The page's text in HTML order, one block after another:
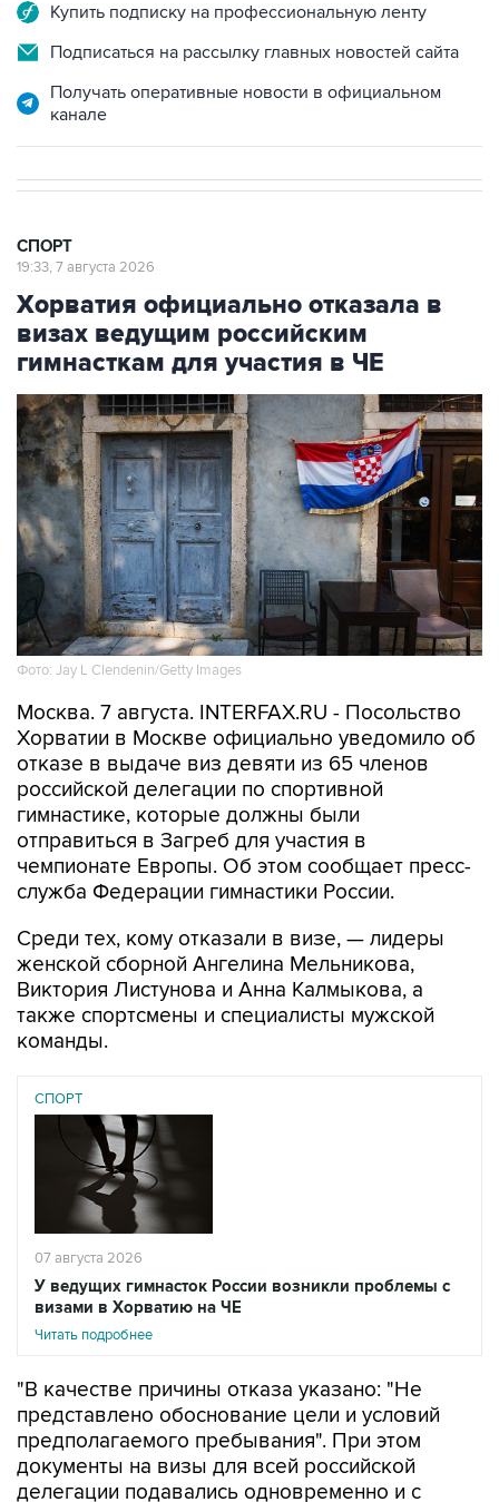
Купить подписку на профессиональную ленту
Подписаться на рассылку главных новостей сайта
Получать оперативные новости в официальном
канале
СПОРТ
19:33, 7 августа 2026
Хорватия официально отказала в
визах ведущим российским
гимнасткам для участия в ЧЕ
Фото: Jay L Clendenin/Getty Images
Москва. 7 августа. INTERFAX.RU - Посольство
Хорватии в Москве официально уведомило об
отказе в выдаче виз девяти из 65 членов
российской делегации по спортивной
гимнастике, которые должны были
отправиться в Загреб для участия в
чемпионате Европы. Об этом сообщает пресс-
служба Федерации гимнастики России.
Среди тех, кому отказали в визе, — лидеры
женской сборной Ангелина Мельникова,
Виктория Листунова и Анна Калмыкова, а
также спортсмены и специалисты мужской
команды.
СПОРТ
07 августа 2026
У ведущих гимнасток России возникли проблемы с
визами в Хорватию на ЧЕ
Читать подробнее
"В качестве причины отказа указано: "Не
представлено обоснование цели и условий
предполагаемого пребывания". При этом
документы на визы для всей российской
делегации подавались одновременно и с